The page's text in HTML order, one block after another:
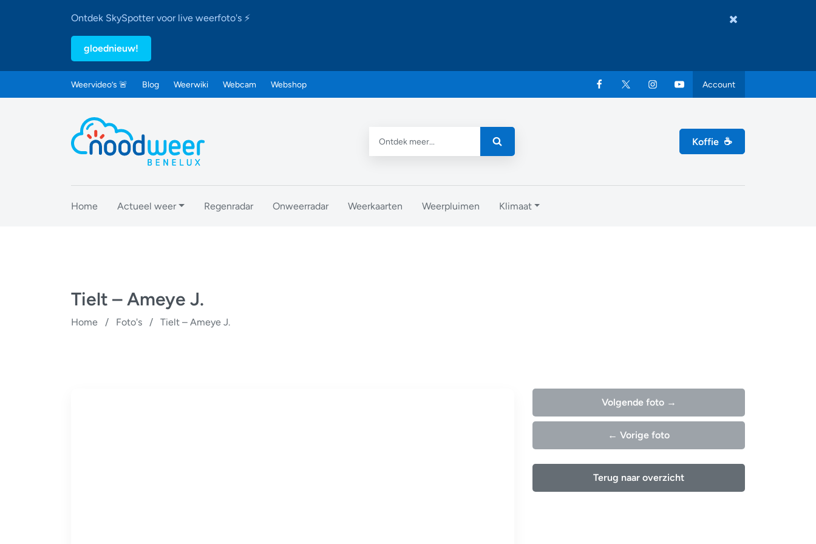
Ontdek SkySpotter voor live weerfoto's ⚡
gloednieuw!
Weervideo’s 🚨 Blog Weerwiki Webcam Webshop Account
Koffie ☕
Home Actueel weer Regenradar Onweerradar Weerkaarten Weerpluimen Klimaat
Tielt – Ameye J.
Home / Foto's / Tielt – Ameye J.
Volgende foto →
← Vorige foto
Terug naar overzicht